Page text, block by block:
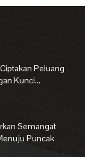
Peluang
Kunci...
Semangat
Puncak